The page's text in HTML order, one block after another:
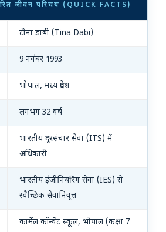
जीवन परिचय (QUICK FACTS)
टीना डाबी (Tina Dabi)
9 नवंबर 1993
भोपाल, मध्य प्रदेश
लगभग 32 वर्ष
भारतीय दूरसंचार सेवा (ITS) में
अधिकारी
भारतीय इंजीनियरिंग सेवा (IES) से
स्वैच्छिक सेवानिवृत्त
कार्मेल कॉन्वेंट स्कूल, भोपाल (कक्षा 7